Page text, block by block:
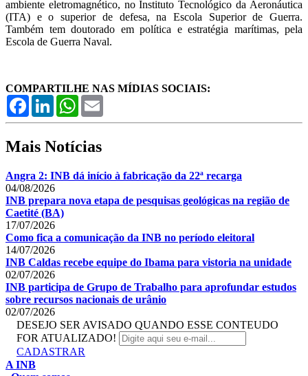
ambiente eletromagnético, no Instituto Tecnológico da Aeronáutica
(ITA) e o superior de defesa, na Escola Superior de Guerra.
Também tem doutorado em política e estratégia marítimas, pela
Escola de Guerra Naval.
COMPARTILHE NAS MÍDIAS SOCIAIS:
FacebookLinkedInWhatsApp
Mais Notícias
Angra 2: INB dá início à fabricação da 22ª recarga
04/08/2026
INB prepara nova etapa de pesquisas geológicas na região de
Caetité (BA)
17/07/2026
Como fica a comunicação da INB no período eleitoral
14/07/2026
INB Caldas recebe equipe do Ibama para vistoria na unidade
02/07/2026
INB participa de Grupo de Trabalho para aprofundar estudos
sobre recursos nacionais de urânio
02/07/2026
DESEJO SER AVISADO QUANDO ESSE CONTEUDO
FOR ATUALIZADO!
CADASTRAR
A INB